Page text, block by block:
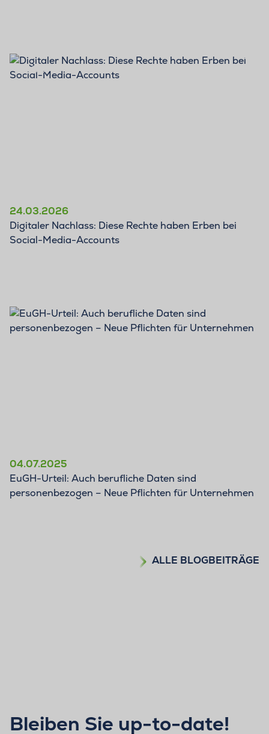
BLOG
24.03.2026
Digitaler Nachlass: Diese Rechte haben Erben bei
Social-Media-Accounts
04.07.2025
EuGH-Urteil: Auch berufliche Daten sind
personenbezogen – Neue Pflichten für Unternehmen
ALLE BLOGBEITRÄGE
Bleiben Sie up-to-date!